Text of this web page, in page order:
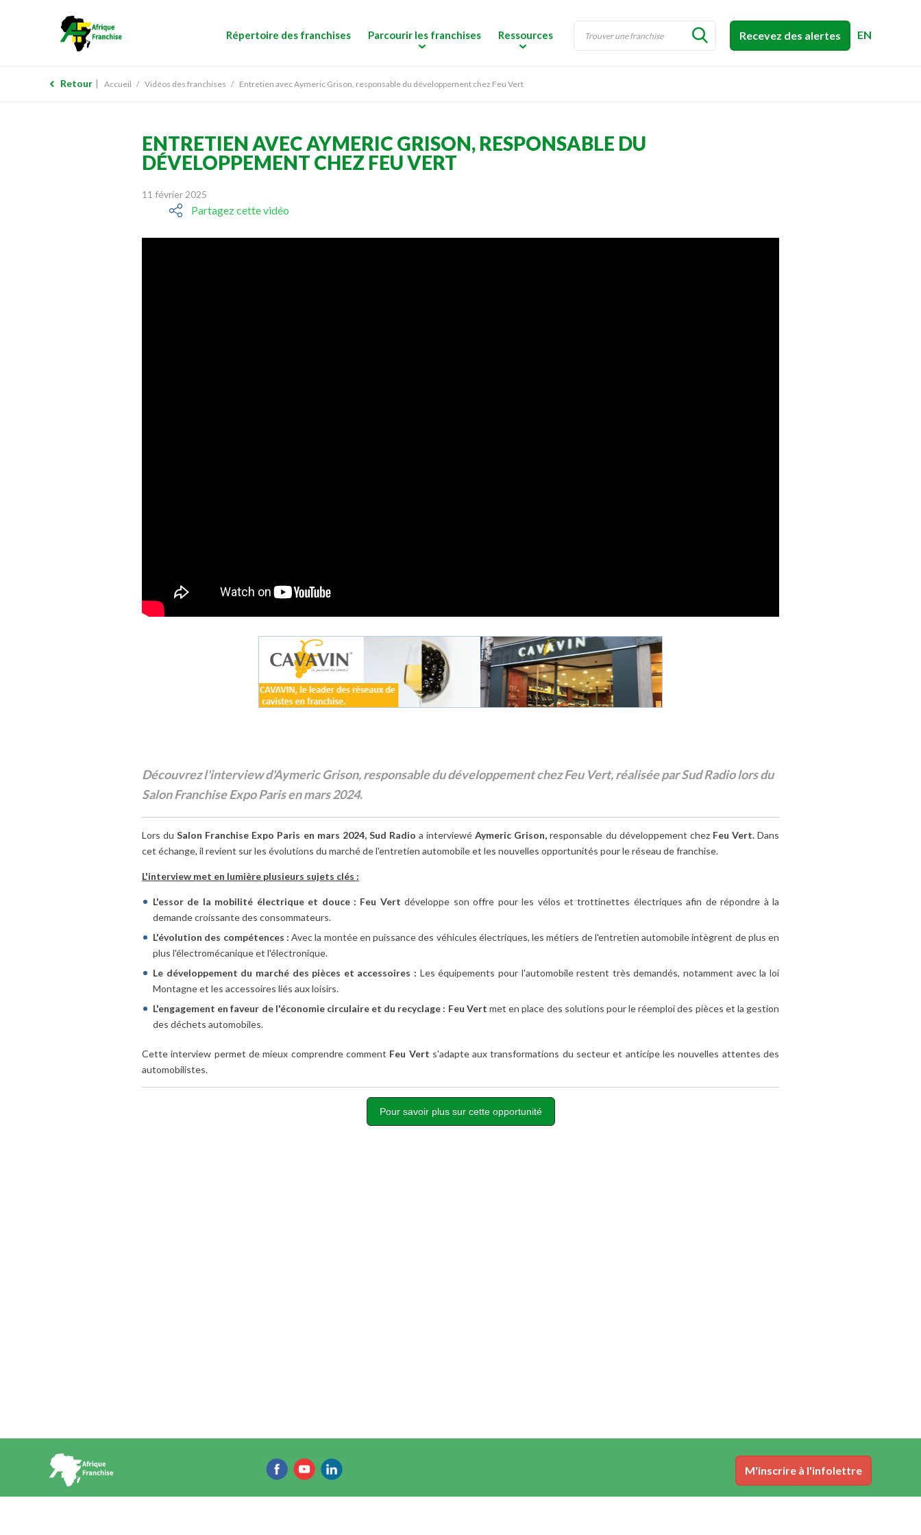
Recevez des alertes EN
Répertoire des franchises Parcourir les franchises Ressources
Retour Accueil Vidéos des franchises Entretien avec Aymeric Grison, responsable du développement chez Feu Vert
ENTRETIEN AVEC AYMERIC GRISON, RESPONSABLE DU
DÉVELOPPEMENT CHEZ FEU VERT
11 février 2025
Partagez cette vidéo
Découvrez l'interview d'Aymeric Grison, responsable du développement chez Feu Vert, réalisée par Sud Radio lors du
Salon Franchise Expo Paris en mars 2024.
Lors duSalon Franchise Expo Paris en mars 2024, Sud Radio a interviewéAymeric Grison, responsable du développement chez Feu Vert.Dans
cet échange, il revient sur les évolutions du marché de l'entretien automobile et les nouvelles opportunités pour le réseau de franchise.
L'interview met en lumière plusieurs sujets clés :
L'essor de la mobilité électrique et douce : Feu Vert développe son offre pour les vélos et trottinettes électriques afin de répondre à la
demande croissante des consommateurs.
L'évolution des compétences : Avec la montée en puissance des véhicules électriques, les métiers de l'entretien automobile intègrent de plus en
plus l'électromécanique et l'électronique.
Le développement du marché des pièces et accessoires : Les équipements pour l'automobile restent très demandés, notamment avec la loi
Montagne et les accessoires liés aux loisirs.
L'engagement en faveur de l'économie circulaire et du recyclage : Feu Vert met en place des solutions pour le réemploi des pièces et la gestion
des déchets automobiles.
Cette interview permet de mieux comprendre comment Feu Vert s'adapte aux transformations du secteur et anticipe les nouvelles attentes des
automobilistes.
Pour savoir plus sur cette opportunité
M'inscrire à l'infolettre